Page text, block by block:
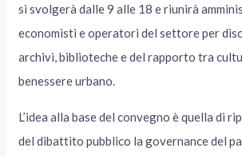
si svolgerà dalle 9 alle 18 e riunirà
economisti e operatori del settore per
archivi, biblioteche e del rapporto tra
benessere urbano.
L’idea alla base del convegno è quella di
del dibattito pubblico la governance del